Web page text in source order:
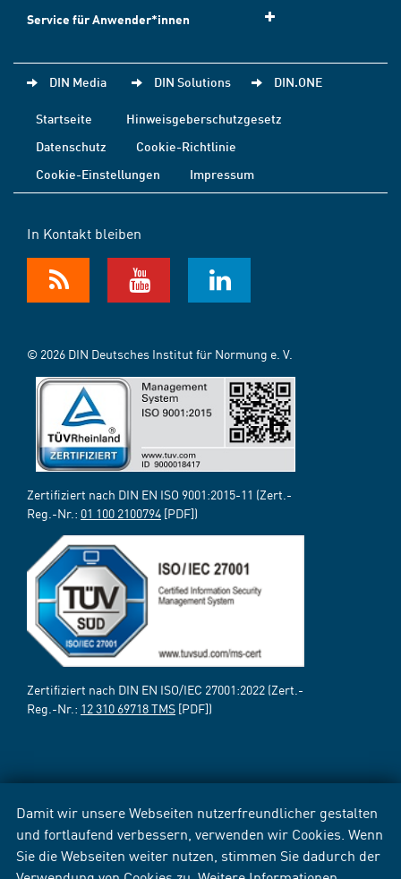
Damit wir unsere Webseiten nutzerfreundlicher gestalten
und fortlaufend verbessern, verwenden wir Cookies. Wenn
Sie die Webseiten weiter nutzen, stimmen Sie dadurch der
Service für Anwender*innen
DIN Media DIN Solutions DIN.ONE
Startseite
Hinweisgeberschutzgesetz
Datenschutz
Cookie-Richtlinie
Cookie-Einstellungen
Impressum
In Kontakt bleiben
© 2026 DIN Deutsches Institut für Normung e. V.
Zertifiziert nach DIN EN ISO 9001:2015-11 (Zert.-
Reg.-Nr.: 01 100 2100794 [PDF])
Zertifiziert nach DIN EN ISO/IEC 27001:2022 (Zert.-
Reg.-Nr.: 12 310 69718 TMS [PDF])